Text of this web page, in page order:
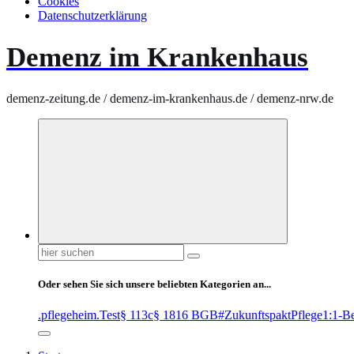
Datenschutzerklärung
Demenz im Krankenhaus
demenz-zeitung.de / demenz-im-krankenhaus.de / demenz-nrw.de
Suchen
nach:
Oder sehen Sie sich unsere beliebten Kategorien an...
.pflegeheim.Test§ 113c§ 1816 BGB#ZukunftspaktPflege1:1-